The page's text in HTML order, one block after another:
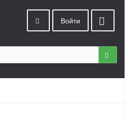
Войти